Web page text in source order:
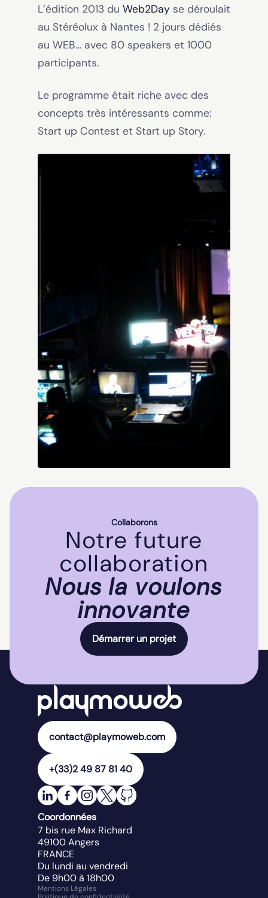
L’édition 2013 du Web2Day se déroulait
au Stéréolux à Nantes ! 2 jours dédiés
au WEB… avec 80 speakers et 1000
participants.
Le programme était riche avec des
concepts très intéressants comme:
Start up Contest et Start up Story.
Collaborons
Notre future
collaboration
Nous la voulons
innovante
Démarrer un projet
contact@playmoweb.com
+(33)2 49 87 81 40
Coordonnées
7 bis rue Max Richard
49100Angers
FRANCE
Du lundi au vendredi
De 9h00 à 18h00
Mentions Légales